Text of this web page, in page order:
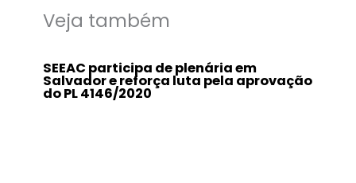
Veja também
SEEAC participa de plenária em
Salvador e reforça luta pela aprovação
do PL 4146/2020